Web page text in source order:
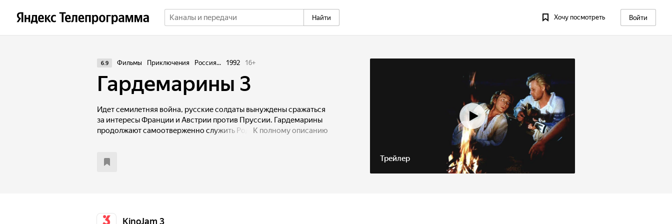
Найти Хочу посмотреть Войти
Трейлер
6.9 Фильмы Приключения Россия... 1992 16+
Гардемарины 3
Идет семилетняя война, русские солдаты вынуждены сражаться
за интересы Франции и Австрии против Пруссии. Гардемарины
продолжают самоотверженно служить Родине. Один - в
послание, от которого зависят дальнейшие судьбы Европы и
К полному описанию
KinoJam 3